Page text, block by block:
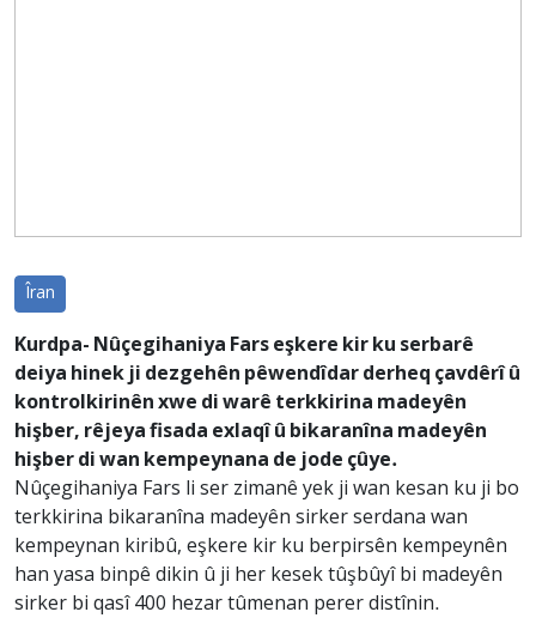
Îran
Kurdpa- Nûçegihaniya Fars eşkere kir ku serbarê
deiya hinek ji dezgehên pêwendîdar derheq çavdêrî û
kontrolkirinên xwe di warê terkkirina madeyên
hişber, rêjeya fisada exlaqî û bikaranîna madeyên
hişber di wan kempeynana de jode çûye.
Nûçegihaniya Fars li ser zimanê yek ji wan kesan ku ji bo
terkkirina bikaranîna madeyên sirker serdana wan
kempeynan kiribû, eşkere kir ku berpirsên kempeynên
han yasa binpê dikin û ji her kesek tûşbûyî bi madeyên
sirker bi qasî 400 hezar tûmenan perer distînin.